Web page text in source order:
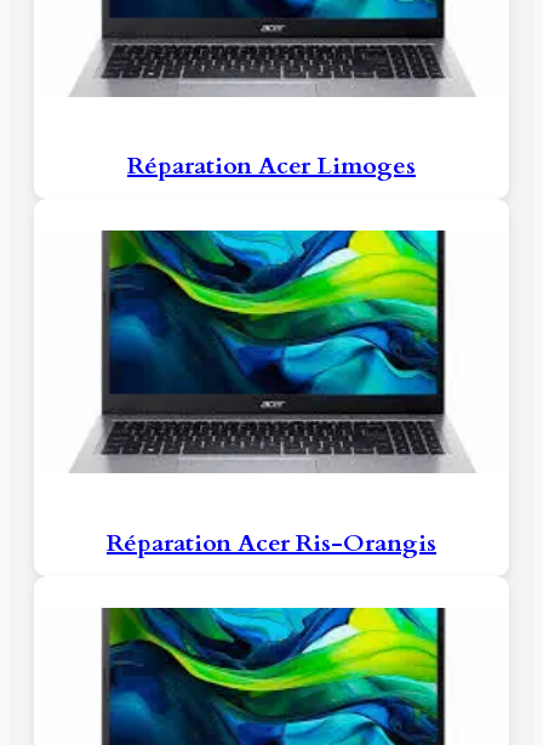
Réparation Acer Limoges
Réparation Acer Ris-Orangis